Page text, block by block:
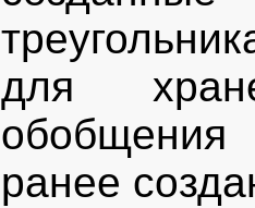
для
ранее